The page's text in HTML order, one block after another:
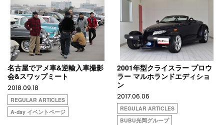
名古屋でアメ車&逆輸入車撮影
会&スワップミート
2018.09.18
REGULAR ARTICLES
A-day イベントページ
2001年型クライスラー プロウ
ラー マルホランドエディショ
ン
2017.06.06
REGULAR ARTICLES
BUBU光岡グループ